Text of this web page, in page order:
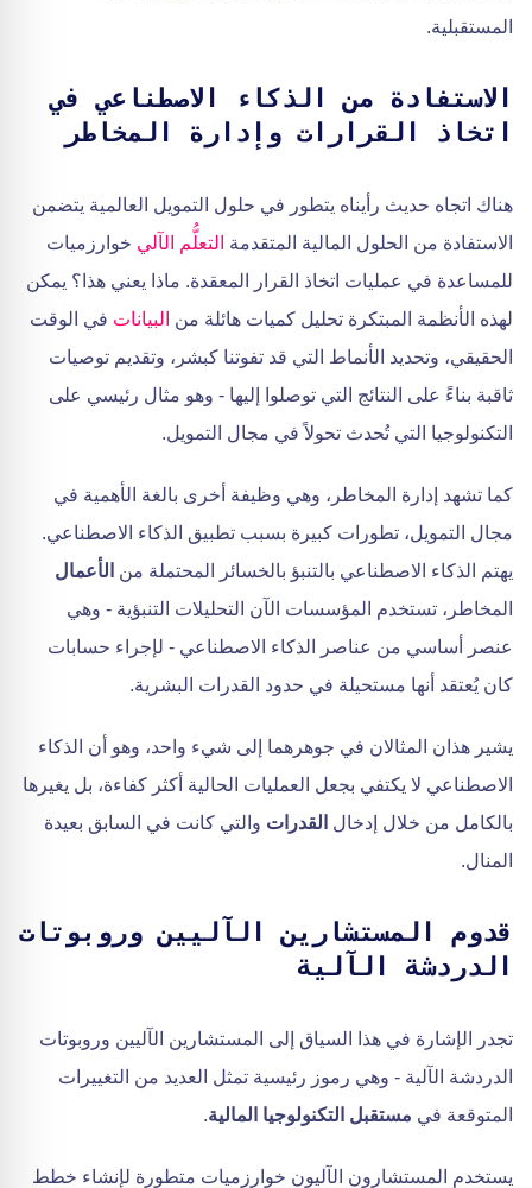
المستقبلية.
الاستفادة من الذكاء الاصطناعي في
اتخاذ القرارات وإدارة المخاطر
هناك اتجاه حديث رأيناه يتطور في حلول التمويل العالمية يتضمن
الاستفادة من الحلول المالية المتقدمة التعلُّم الآلي خوارزميات
للمساعدة في عمليات اتخاذ القرار المعقدة. ماذا يعني هذا؟ يمكن
لهذه الأنظمة المبتكرة تحليل كميات هائلة من البيانات في الوقت
الحقيقي، وتحديد الأنماط التي قد تفوتنا كبشر، وتقديم توصيات
ثاقبة بناءً على النتائج التي توصلوا إليها - وهو مثال رئيسي على
التكنولوجيا التي تُحدث تحولاً في مجال التمويل.
كما تشهد إدارة المخاطر، وهي وظيفة أخرى بالغة الأهمية في
مجال التمويل، تطورات كبيرة بسبب تطبيق الذكاء الاصطناعي.
يهتم الذكاء الاصطناعي بالتنبؤ بالخسائر المحتملة من الأعمال
المخاطر، تستخدم المؤسسات الآن التحليلات التنبؤية - وهي
عنصر أساسي من عناصر الذكاء الاصطناعي - لإجراء حسابات
كان يُعتقد أنها مستحيلة في حدود القدرات البشرية.
يشير هذان المثالان في جوهرهما إلى شيء واحد، وهو أن الذكاء
الاصطناعي لا يكتفي بجعل العمليات الحالية أكثر كفاءة، بل يغيرها
بالكامل من خلال إدخال القدرات والتي كانت في السابق بعيدة
المنال.
قدوم المستشارين الآليين وروبوتات
الدردشة الآلية
تجدر الإشارة في هذا السياق إلى المستشارين الآليين وروبوتات
الدردشة الآلية - وهي رموز رئيسية تمثل العديد من التغييرات
المتوقعة في مستقبل التكنولوجيا المالية.
يستخدم المستشارون الآليون خوارزميات متطورة لإنشاء خطط